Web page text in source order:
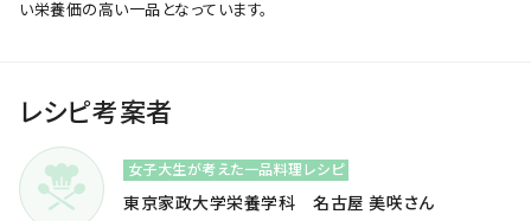
い栄養価の高い一品となっています。
レシピ考案者
女子大生が考えた一品料理レシピ
東京家政大学栄養学科 名古屋 美咲さん